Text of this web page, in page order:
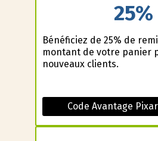
25%
Bénéficiez de 25% de
montant de votre panier
nouveaux clients.
Code Avantage